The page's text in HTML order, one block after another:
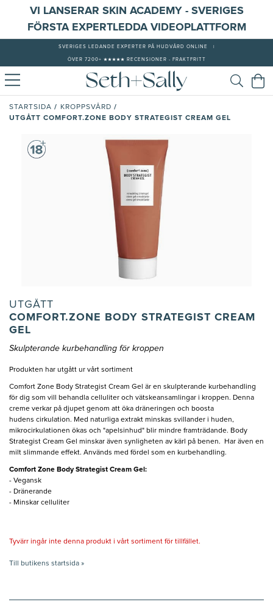
VI LANSERAR SKIN ACADEMY - SVERIGES
FÖRSTA EXPERTLEDDA VIDEOPLATTFORM
SVERIGES LEDANDE EXPERTER PÅ HUDVÅRD ONLINE
ÖVER 7200+ ★★★★★ RECENSIONER - FRAKTFRITT
STARTSIDA / KROPPSVÅRD /
UTGÅTT COMFORT.ZONE BODY STRATEGIST CREAM GEL
UTGÅTT
COMFORT.ZONE BODY STRATEGIST CREAM
GEL
Skulpterande kurbehandling för kroppen
Produkten har utgått ur vårt sortiment
Comfort Zone Body Strategist Cream Gel är en skulpterande kurbehandling
för dig som vill behandla celluliter och vätskeansamlingar i kroppen. Denna
creme verkar på djupet genom att öka dräneringen och boosta
hudens cirkulation. Med naturliga extrakt minskas svillander i huden,
mikrocirkulationen ökas och "apelsinhud" blir mindre framträdande. Body
Strategist Cream Gel minskar även synligheten av kärl på benen. Har även en
milt slimmande effekt. Används med fördel som en kurbehandling.
Comfort Zone Body Strategist Cream Gel:
- Vegansk
- Dränerande
- Minskar celluliter
Tyvärr ingår inte denna produkt i vårt sortiment för tillfället.
Till butikens startsida »